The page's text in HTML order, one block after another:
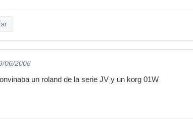
06/2008
un roland de la serie JV y un korg 01W